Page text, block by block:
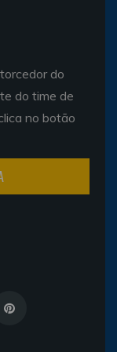
do
do time de
no botão